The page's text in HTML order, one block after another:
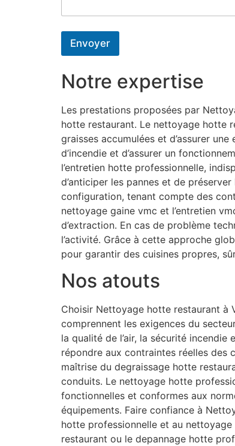
Envoyer
Notre expertise
Les prestations proposées par
hotte restaurant. Le nettoyage hotte
graisses accumulées et d’assurer
d’incendie et d’assurer un
l’entretien hotte professionnelle,
d’anticiper les pannes et de
configuration, tenant compte des
nettoyage gaine vmc et l’entretien
d’extraction. En cas de problème
l’activité. Grâce à cette approche
pour garantir des cuisines propres,
Nos atouts
Choisir Nettoyage hotte restaurant à
comprennent les exigences du
la qualité de l’air, la sécurité
répondre aux contraintes réelles des
maîtrise du degraissage hotte
conduits. Le nettoyage hotte
fonctionnelles et conformes aux
équipements. Faire confiance à
hotte professionnelle et au
restaurant ou le depannage hotte